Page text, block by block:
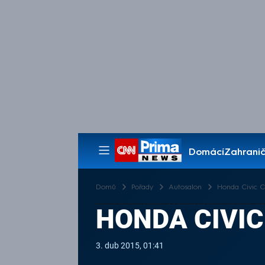
Domácí
Pořady
Domů Pořady Autosalon Honda Civic
HONDA
3. dub 2015, 01:41